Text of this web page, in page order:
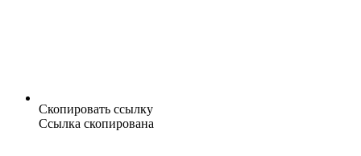
Скопировать ссылку
Ссылка скопирована